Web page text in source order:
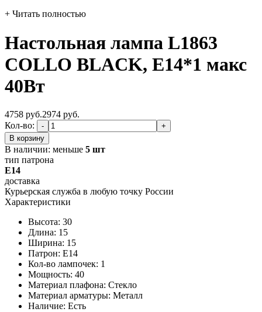
+ Читать полностью
Настольная лампа L1863
COLLO BLACK, Е14*1 макс
40Вт
4758 руб.2974 руб.
Кол-во:
-
+
В корзину
В наличии: меньше 5 шт
тип патрона
E14
доставка
Курьерская служба в любую точку России
Характеристики
Высота: 30
Длина: 15
Ширина: 15
Патрон: E14
Кол-во лампочек: 1
Мощность: 40
Материал плафона: Стекло
Материал арматуры: Металл
Наличие: Есть